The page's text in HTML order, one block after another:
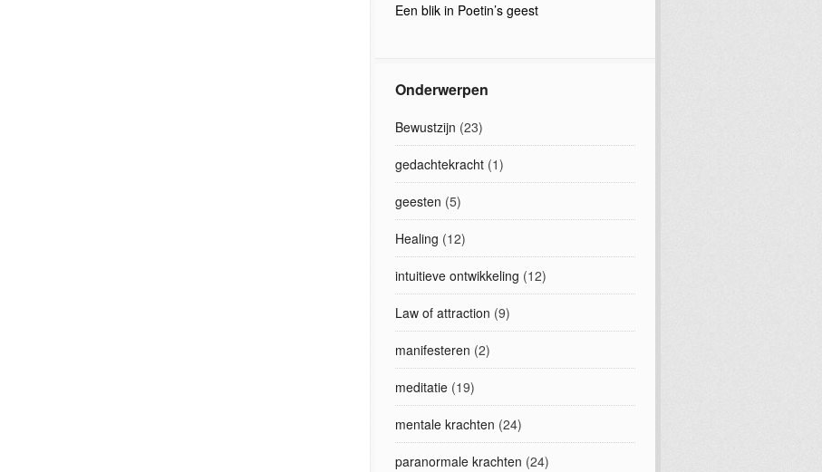
Een blik in Poetin’s geest
Onderwerpen
Bewustzijn (23)
gedachtekracht(1)
geesten (5)
Healing (12)
intuitieve ontwikkeling (12)
Law of attraction (9)
manifesteren (2)
meditatie(19)
mentale krachten (24)
paranormale krachten (24)